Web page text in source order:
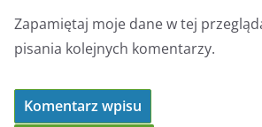
Zapamiętaj moje dane w tej
pisania kolejnych komentarzy.